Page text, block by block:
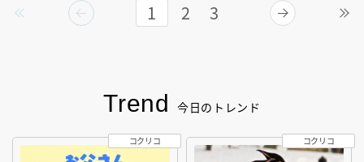
1 2 3
Trend 今日のトレンド
コクリコ コクリコ